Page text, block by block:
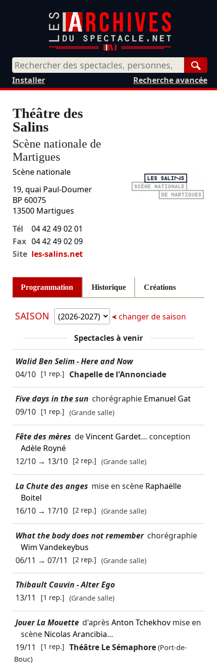
Recherche avancée
Installer
Théâtre des
Salins
Scène nationale de
Martigues
Scène nationale
19, quai Paul-Doumer
BP 60075
13500 Martigues
Tél
04 42 49 02 01
Fax 04 42 49 02 09
Site les-salins.net
Programmation Historique Créations
SAISON changer de saison
Spectacles à venir
Walid Ben Selim - Here and Now
04/10 [1 rep.] Chapelle de l'Annonciade
Five days in the sun chorégraphie Emanuel Gat
09/10 [1 rep.] (Grande salle)
Fête des mères deVincent Gardet… conception
Adèle Royné
12/10→ 13/10 [2 rep.] (Grande salle)
La Chute des anges mise en scène Raphaëlle
Boitel
16/10→ 17/10 [2 rep.] (Grande salle)
What the body does not remember chorégraphie
Wim Vandekeybus
06/11 → 07/11 [2 rep.] (Grande salle)
Thibault Cauvin - Alter Ego
13/11
[1 rep.] (Grande salle)
Jouer La Mouette d'après Anton Tchekhovmise en
scène Nicolas Arancibia…
19/11
[1 rep.] Théâtre Le Sémaphore (Port-de-
Bouc)